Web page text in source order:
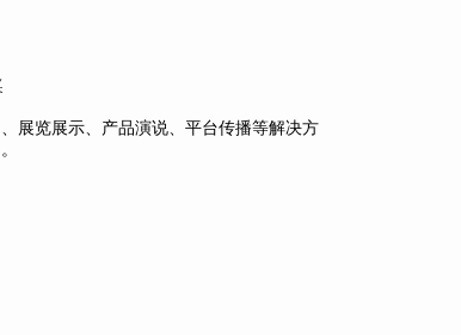
展览展示、产品演说、平台传播等解决方